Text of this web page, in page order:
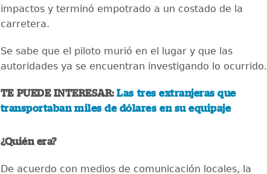
impactos y terminó empotrado a un costado de la
carretera.
Se sabe que el piloto murió en el lugar y que las
autoridades ya se encuentran investigando lo ocurrido.
TE PUEDE INTERESAR:Las tres extranjeras que
transportaban miles de dólares en su equipaje
¿Quién era?
De acuerdo con medios de comunicación locales, la